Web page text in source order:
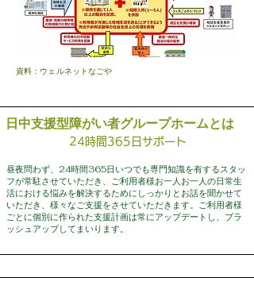
資料：ウェルネットなごや
​日中支援型障がい者グループホームとは
24時間365日サポート
昼夜問わず、24時間365日いつでも専門知識を有するスタッ
フが常駐させていただき、ご利用者様お一人お一人の日常生
活における悩みを解決するためにしっかりとお話を聞かせて
いただき、様々なご支援をさせていただきます。ご利用者様
ごとに個別に作られた支援計画は常にアップデートし、ブラ
ッシュアップしてまいります。